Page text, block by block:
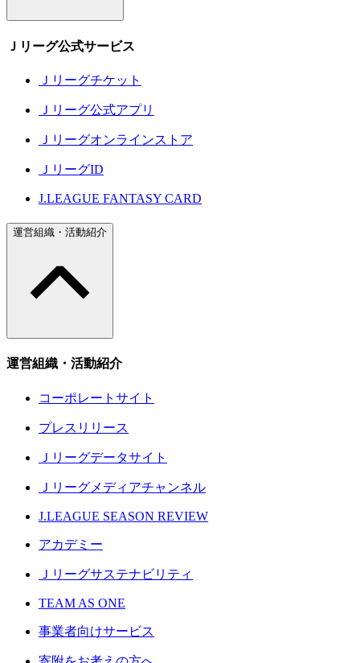
Ｊリーグ公式サービス
Ｊリーグチケット
Ｊリーグ公式アプリ
Ｊリーグオンラインストア
ＪリーグID
J.LEAGUE FANTASY CARD
運営組織・活動紹介
運営組織・活動紹介
コーポレートサイト
プレスリリース
Ｊリーグデータサイト
Ｊリーグメディアチャンネル
J.LEAGUE SEASON REVIEW
アカデミー
Ｊリーグサステナビリティ
TEAM AS ONE
事業者向けサービス